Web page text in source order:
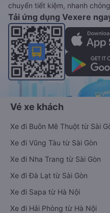
chuyển tiết kiệm, nhanh
Tải ứng dụng Vexere
Vé xe khách
Xe đi Buôn Mê Thuột từ Sài
Xe đi Vũng Tàu từ Sài Gòn
Xe đi Nha Trang từ Sài Gòn
Xe đi Đà Lạt từ Sài Gòn
Xe đi Sapa từ Hà Nội
Xe đi Hải Phòng từ Hà Nội